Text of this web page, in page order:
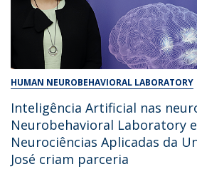
HUMAN NEUROBEHAVIORAL LABORATORY
Inteligência Artificial nas
Neurobehavioral Laboratory
Neurociências Aplicadas da
José criam parceria